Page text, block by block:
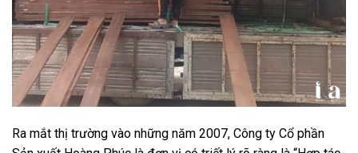
Ra mắt thị trường vào những năm 2007, Công ty Cổ phần